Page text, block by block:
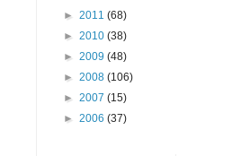
► 2011 (68)
► 2010 (38)
► 2009 (48)
► 2008 (106)
► 2007 (15)
► 2006 (37)